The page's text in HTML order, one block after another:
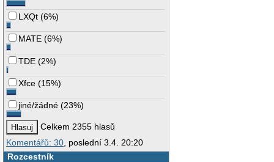
LXQt (6%)
MATE (6%)
TDE (2%)
Xfce (15%)
jiné/žádné (23%)
Celkem 2355 hlasů
Komentářů: 30 , poslední 3.4. 20:20
Rozcestník